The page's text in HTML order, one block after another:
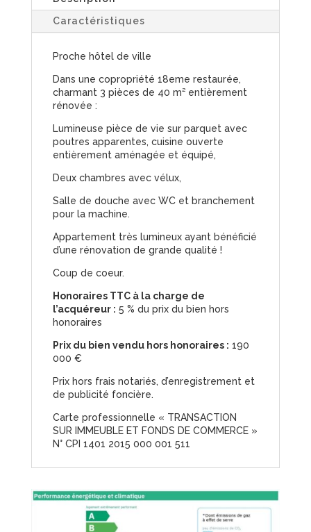
Caractéristiques
Proche hôtel de ville
Dans une copropriété 18eme restaurée,
charmant 3 pièces de 40 m² entièrement
rénovée :
Lumineuse pièce de vie sur parquet avec
poutres apparentes, cuisine ouverte
entièrement aménagée et équipé,
Deux chambres avec vélux,
Salle de douche avec WC et branchement
pour la machine.
Appartement très lumineux ayant bénéficié
d’une rénovation de grande qualité !
Coup de coeur.
Honoraires TTC à la charge de
l’acquéreur : 5 % du prix du bien hors
honoraires
Prix du bien vendu hors honoraires : 190
000 €
Prix hors frais notariés, d’enregistrement et
de publicité foncière.
Carte professionnelle « TRANSACTION
SUR IMMEUBLE ET FONDS DE COMMERCE »
N° CPI 1401 2015 000 001 511